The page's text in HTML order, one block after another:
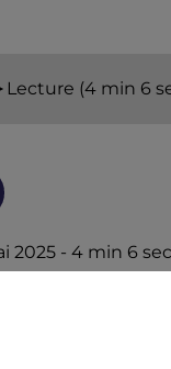
Lecture (4 min 6
2025 - 4 min 6 sec
sur Totem